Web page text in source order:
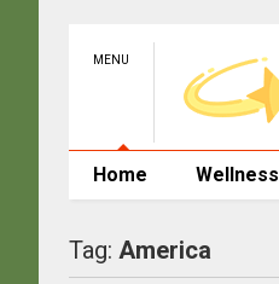
MENU
Home Wellness
Tag: America